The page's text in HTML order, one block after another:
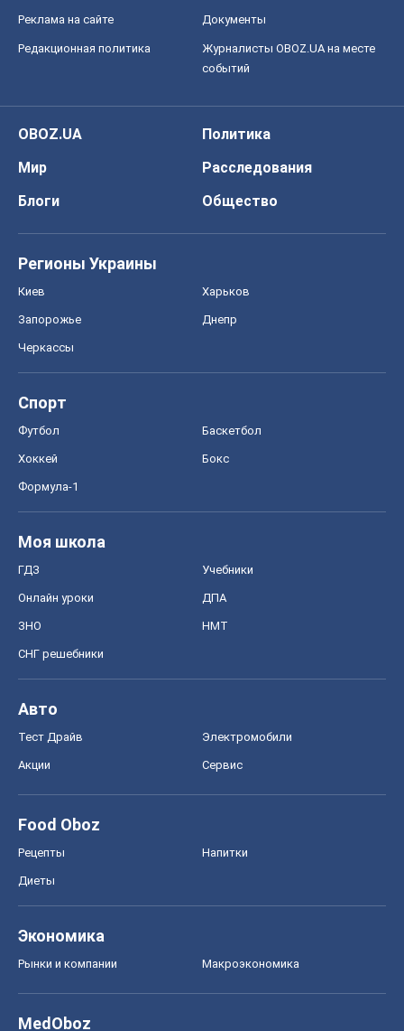
Реклама на сайте Документы
Редакционная политика
Журналисты OBOZ.UA на месте
событий
OBOZ.UA
Политика
Мир
Расследования
Блоги
Общество
Регионы Украины
Киев Харьков
Запорожье Днепр
Черкассы
Спорт
Футбол Баскетбол
Хоккей Бокс
Формула-1
Моя школа
ГДЗ Учебники
Онлайн уроки ДПА
ЗНО НМТ
СНГ решебники
Авто
Тест Драйв Электромобили
Акции Сервис
Food Oboz
Рецепты Напитки
Диеты
Экономика
Рынки и компании Mакроэкономика
MedOboz